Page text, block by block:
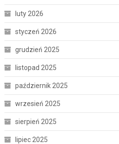
luty 2026
styczeń 2026
grudzień 2025
listopad 2025
październik 2025
wrzesień 2025
sierpień 2025
lipiec 2025